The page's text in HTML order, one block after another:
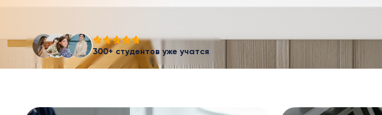
300+ студентов уже учатся